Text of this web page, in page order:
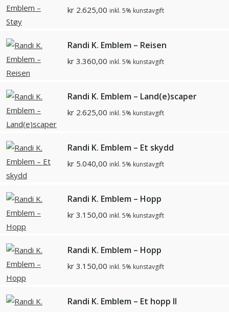
kr 2.625,00 inkl. 5% kunstavgift
Randi K. Emblem – Reisen
kr 3.360,00 inkl. 5% kunstavgift
Randi K. Emblem – Land(e)scaper
kr 2.625,00 inkl. 5% kunstavgift
Randi K. Emblem – Et skydd
kr 5.040,00 inkl. 5% kunstavgift
Randi K. Emblem – Hopp
kr 3.150,00 inkl. 5% kunstavgift
Randi K. Emblem – Hopp
kr 3.150,00 inkl. 5% kunstavgift
Randi K. Emblem – Et hopp ll